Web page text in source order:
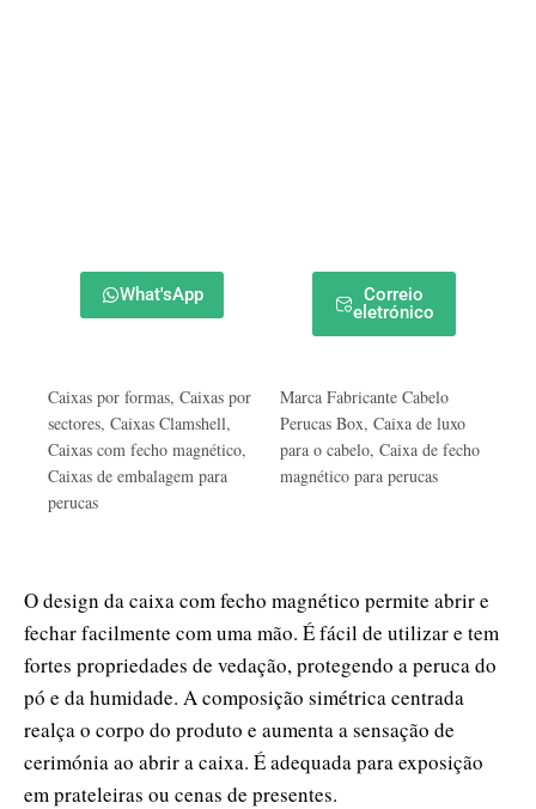
What'sApp
Correio
eletrónico
Caixas por formas, Caixas por
sectores, Caixas Clamshell,
Caixas com fecho magnético,
Caixas de embalagem para
perucas
Marca Fabricante Cabelo
Perucas Box, Caixa de luxo
para o cabelo, Caixa de fecho
magnético para perucas
O design da caixa com fecho magnético permite abrir e
fechar facilmente com uma mão. É fácil de utilizar e tem
fortes propriedades de vedação, protegendo a peruca do
pó e da humidade. A composição simétrica centrada
realça o corpo do produto e aumenta a sensação de
cerimónia ao abrir a caixa. É adequada para exposição
em prateleiras ou cenas de presentes.